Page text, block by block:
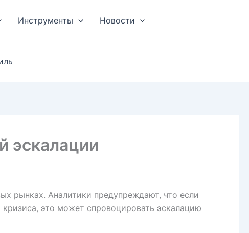
Инструменты Новости
эскалации
рынках. Аналитики предупреждают, что если
это может спровоцировать эскалацию